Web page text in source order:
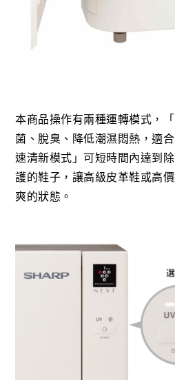
本商品操作有兩種運轉模式，
菌、脫臭、降低潮濕悶熱，適
速清新模式」可短時間內達到
護的鞋子，讓高級皮革鞋或高
爽的狀態。